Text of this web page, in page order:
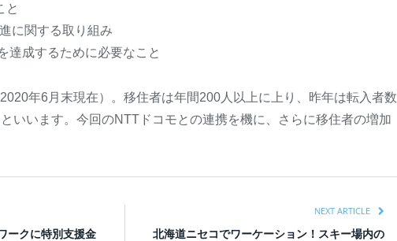
と
に関する取り組み
達成するために必要なこと
年6月末現在）。移住者は年間200人以上に上り、昨年は転入者数
いいます。今回のNTTドコモとの連携を機に、さらに移住者の増加
ークに特別支援金
NEXT ARTICLE
北海道ニセコでワーケーション！スキー場内の